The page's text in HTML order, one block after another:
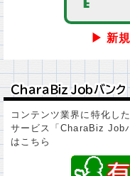
▶ 新
ＣｈａｒａＢｉｚ Ｊｏｂバンク
ＣｈａｒａＢｉｚ Ｊｏｂバンク
コンテンツ業界に特化し
サービス「CharaBiz Job
はこちら